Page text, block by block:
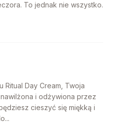
To jednak nie wszystko.
Ritual Day Cream, Twoja
i odżywiona przez
cieszyć się miękką i